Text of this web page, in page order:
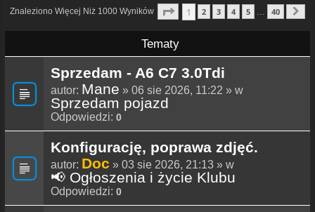
Znaleziono Więcej Niż 1000 Wyników Strona1 40
1 2 3 4 5 40
Tematy
Sprzedam - A6 C7 3.0Tdi
autor: Mane » 06 sie 2026, 11:22 » w
Sprzedam pojazd
Odpowiedzi: 0
Konfigurację, poprawa zdjęć.
autor: Doc » 03 sie 2026, 21:13 » w
📢 Ogłoszenia i życie Klubu
Odpowiedzi: 0